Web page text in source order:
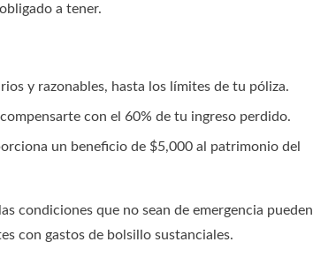
a tener.
y razonables, hasta los límites de tu póliza.
con el 60% de tu ingreso perdido.
un beneficio de $5,000 al patrimonio del
condiciones que no sean de emergencia pueden
con gastos de bolsillo sustanciales.